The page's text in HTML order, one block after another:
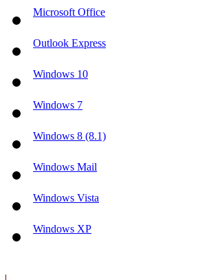
Microsoft Office
Outlook Express
Windows 10
Windows 7
Windows 8 (8.1)
Windows Mail
Windows Vista
Windows XP